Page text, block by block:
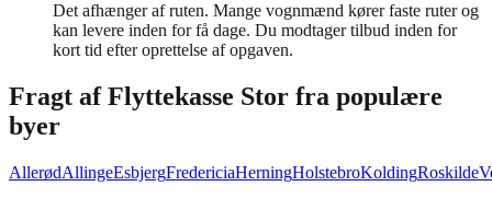
Det afhænger af ruten. Mange vognmænd kører faste ruter og
kan levere inden for få dage. Du modtager tilbud inden for
kort tid efter oprettelse af opgaven.
Fragt afFlyttekasse Stor fra populære
byer
AllerødAllingeEsbjergFredericiaHerningHolstebroKoldingRoskilde